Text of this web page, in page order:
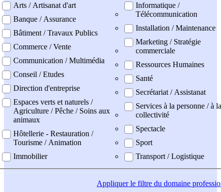
Arts / Artisanat d'art
Banque / Assurance
Bâtiment / Travaux Publics
Commerce / Vente
Communication / Multimédia
Conseil / Etudes
Direction d'entreprise
Espaces verts et naturels /
Agriculture / Pêche / Soins aux
animaux
Hôtellerie - Restauration /
Tourisme / Animation
Immobilier
Informatique /
Télécommunication
Installation / Maintenance
Marketing / Stratégie
commerciale
Ressources Humaines
Santé
Secrétariat / Assistanat
Services à la personne / à la
collectivité
Spectacle
Sport
Transport / Logistique
Appliquerle filtre du domaine